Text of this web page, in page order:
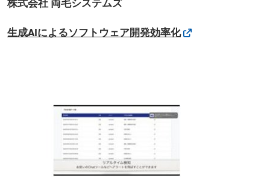
株式会社 両毛システムズ
生成AIによるソフトウェア開発効率化